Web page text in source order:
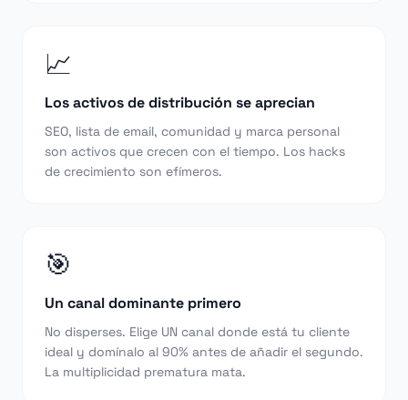
📈
Los activos de distribución se aprecian
SEO, lista de email, comunidad y marca personal
son activos que crecen con el tiempo. Los hacks
de crecimiento son efímeros.
🎯
Un canal dominante primero
No disperses. Elige UN canal donde está tu cliente
ideal y domínalo al 90% antes de añadir el segundo.
La multiplicidad prematura mata.